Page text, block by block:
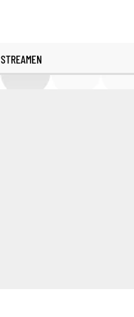
STREAMEN